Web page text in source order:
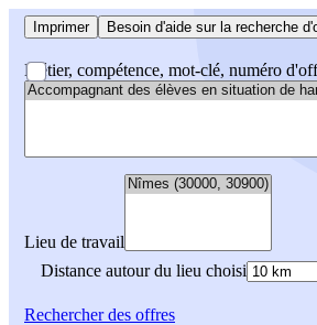
Imprimer Besoin d'aide sur la recherche
Métier, compétence, mot-clé, numéro
Lieu de travail
Distance autour du lieu choisi
Rechercherdes offres